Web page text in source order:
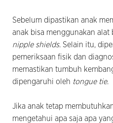
Sebelum dipastikan anak
anak bisa menggunakan alat
nipple shields. Selain itu,
pemeriksaan fisik dan
memastikan tumbuh
dipengaruhi oleh tongue tie.
Jika anak tetap
mengetahui apa saja apa